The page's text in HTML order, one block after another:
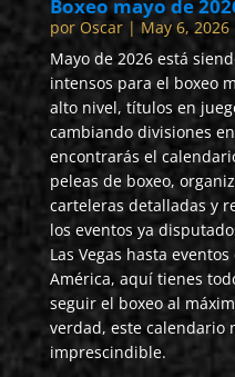
Boxeo mayo de
por Oscar| May 6, 2026
Mayo de 2026 está
intensos para el boxeo
alto nivel, títulos en
cambiando divisiones
encontrarás el
peleas de boxeo,
carteleras detalladas y
los eventos ya
Las Vegas hasta
América, aquí tienes
seguir el boxeo al
verdad, este calendario
imprescindible.